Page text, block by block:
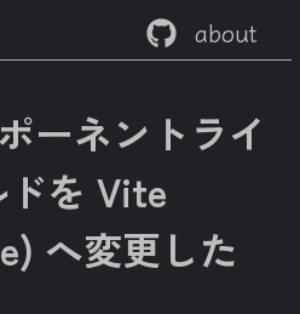
about
ーネントライ
を Vite
へ変更した